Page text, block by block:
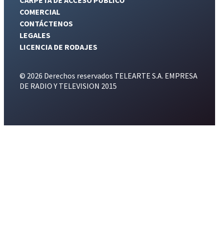
COMERCIAL
CONTÁCTENOS
LEGALES
LICENCIA DE RODAJES
© 2026 Derechos reservados TELEARTE S.A. EMPRESA
DE RADIO Y TELEVISION 2015